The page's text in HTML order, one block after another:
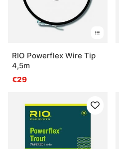
RIO Powerflex Wire Tip
4,5m
€29